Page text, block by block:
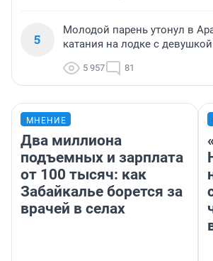
5
Молодой парень утонул в
катания на лодке с девушкой
5 957 81
МНЕНИЕ
Два миллиона
подъемных и зарплата
от 100 тысяч: как
Забайкалье борется за
врачей в селах